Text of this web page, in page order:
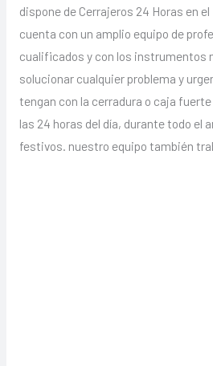
dispone de Cerrajeros 24 Horas en
cuenta con un amplio equipo de
cualificados y con los instrumentos
solucionar cualquier problema y
tengan con la cerradura o caja
las 24 horas del día, durante todo el
festivos. nuestro equipo también